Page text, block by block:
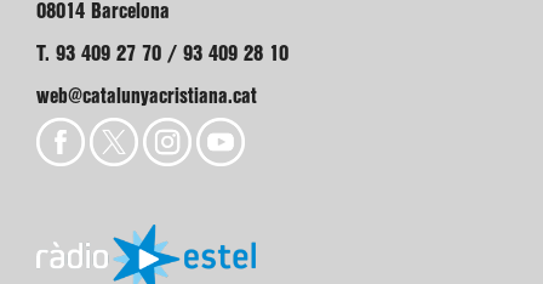
08014 Barcelona
T. 93 409 27 70 / 93 409 28 10
web@catalunyacristiana.cat